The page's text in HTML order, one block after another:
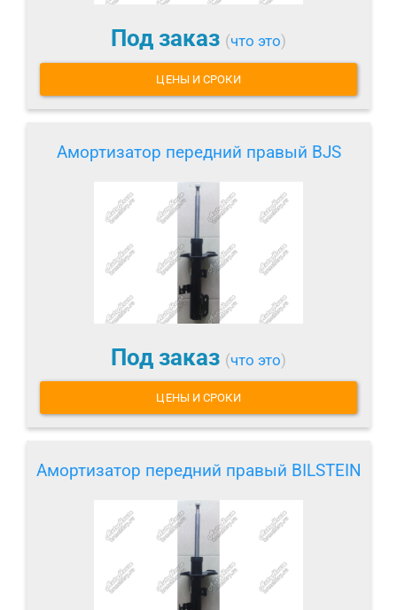
Под заказ (что это)
ЦЕНЫ И СРОКИ
Амортизатор передний правый BJS
Под заказ (что это)
ЦЕНЫ И СРОКИ
Амортизатор передний правый BILSTEIN